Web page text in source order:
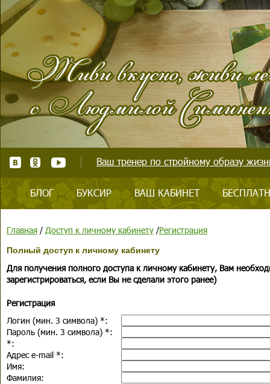
Ваш тренер по стройному образу
БЛОГ БУКСИР ВАШ КАБИНЕТ
Главная / Доступ к личному кабинету /Регистрация
Полный доступ к личному кабинету
Для получения полного доступа к личному кабинету, Вам
зарегистрироваться, если Вы не сделали этого ранее)
Регистрация
Логин (мин. 3 символа) *:
Пароль (мин. 3 символа) *:
*:
Адрес e-mail *:
Имя:
Фамилия: